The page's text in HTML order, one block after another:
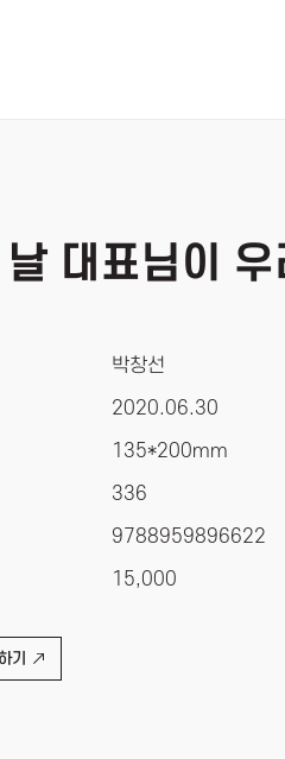
날 대표님이
박창선
2020.06.30
135*200mm
336
9788959896622
15,000
기